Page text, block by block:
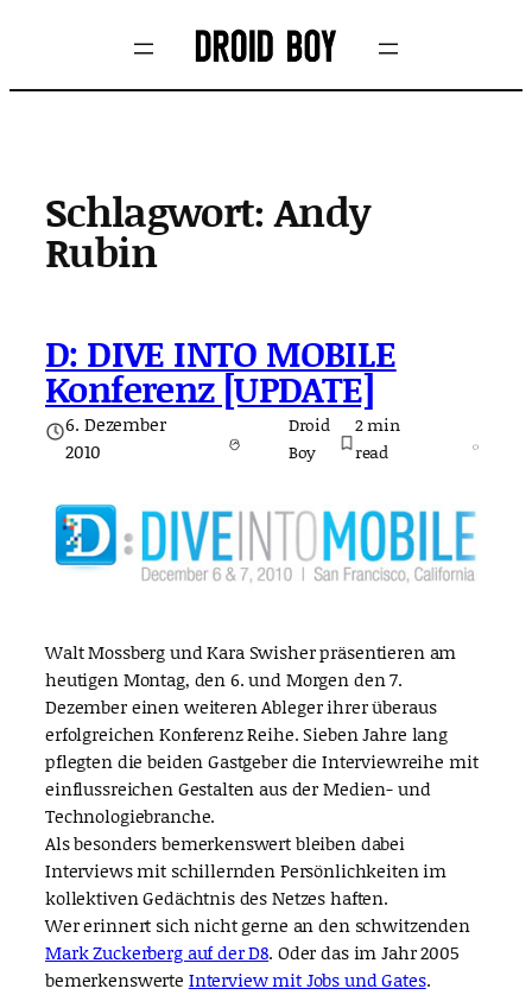
springen
Schlagwort:Andy
Rubin
D: DIVE INTO MOBILE
Konferenz [UPDATE]
6. Dezember
2010
Droid
Boy
2min
read
Walt Mossberg und Kara Swisher präsentieren am
heutigen Montag, den 6. und Morgen den 7.
Dezember einen weiteren Ableger ihrer überaus
erfolgreichen Konferenz Reihe. Sieben Jahre lang
pflegten die beiden Gastgeber die Interviewreihe mit
einflussreichen Gestalten aus der Medien- und
Technologiebranche.
Als besonders bemerkenswert bleiben dabei
Interviews mit schillernden Persönlichkeiten im
kollektiven Gedächtnis des Netzes haften.
Wer erinnert sich nicht gerne an den schwitzenden
Mark Zuckerberg auf der D8. Oder das im Jahr 2005
bemerkenswerte Interview mit Jobs und Gates.